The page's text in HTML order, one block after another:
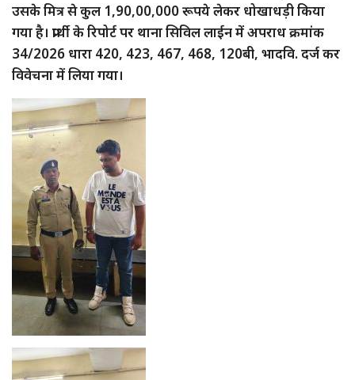
उसके मित्र से कुल 1,90,00,000 रूपये लेकर धोखाधड़ी किया
गया है। प्रार्थी के रिपोर्ट पर थाना सिविल लाईन में अपराध क्रमांक
34/2026 धारा 420, 423, 467, 468, 120बी, भादवि. दर्ज कर
विवेचना में लिया गया।